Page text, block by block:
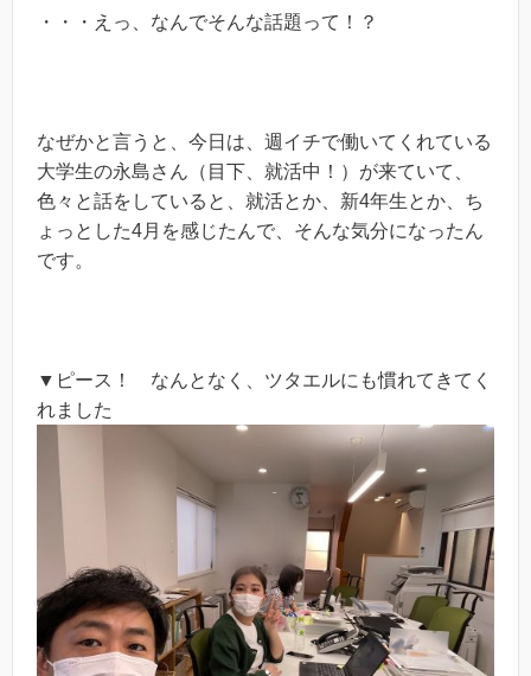
・・・えっ、なんでそんな話題って！？
なぜかと言うと、今日は、週イチで働いてくれている
大学生の永島さん（目下、就活中！）が来ていて、
色々と話をしていると、就活とか、新4年生とか、ち
ょっとした4月を感じたんで、そんな気分になったん
です。
▼ピース！ なんとなく、ツタエルにも慣れてきてく
れました